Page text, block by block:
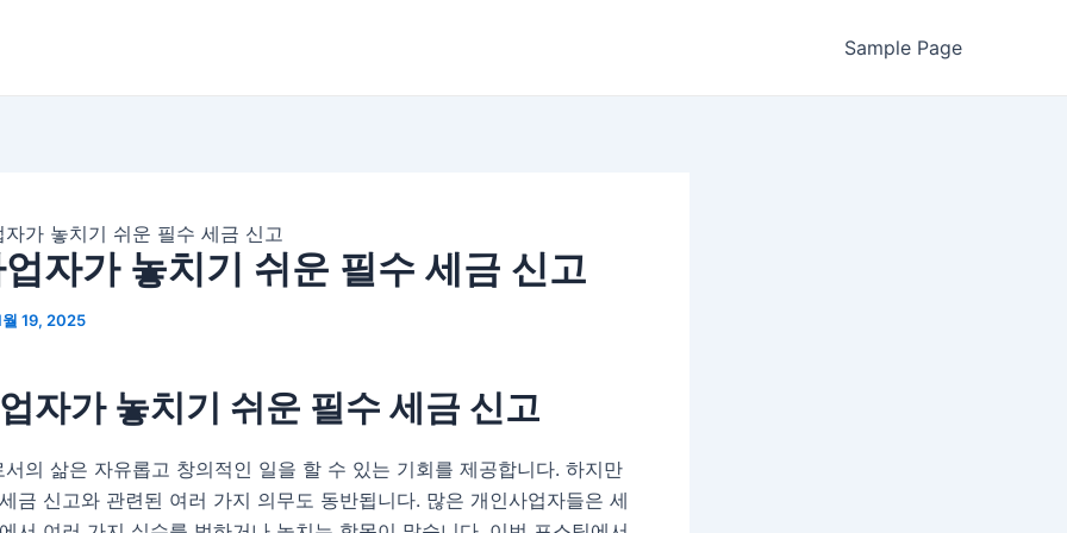
Sample Page
자가 놓치기 쉬운 필수 세금 신고
자가 놓치기 쉬운 필수 세금 신고
월 19, 2025
자가 놓치기 쉬운 필수 세금 신고
서의 삶은 자유롭고 창의적인 일을 할 수 있는 기회를 제공합니다. 하지만
금 신고와 관련된 여러 가지 의무도 동반됩니다. 많은 개인사업자들은 세